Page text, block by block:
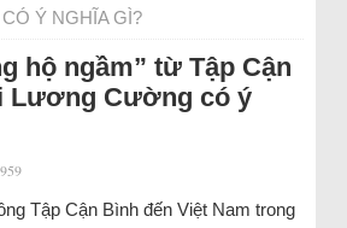
Ý NGHĨA GÌ?
hộ ngầm” từ Tập Cận
Lương Cường có ý
Tập Cận Bình đến Việt Nam trong